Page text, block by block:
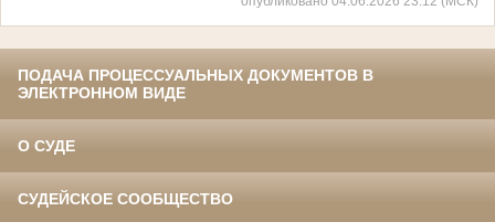
ПОДАЧА ПРОЦЕССУАЛЬНЫХ ДОКУМЕНТОВ В
ЭЛЕКТРОННОМ ВИДЕ
О СУДЕ
СУДЕЙСКОЕ СООБЩЕСТВО